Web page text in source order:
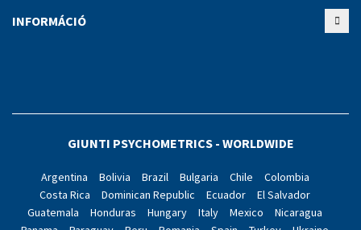
INFORMÁCIÓ
GIUNTI PSYCHOMETRICS - WORLDWIDE
Argentina Bolivia Brazil Bulgaria Chile
Colombia
Costa Rica
Dominican Republic Ecuador
El Salvador
Guatemala
Honduras Hungary Italy Mexico
Nicaragua